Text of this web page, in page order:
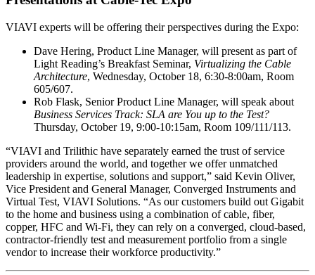
VIAVI experts will be offering their perspectives during the Expo:
Dave Hering, Product Line Manager, will present as part of
Light Reading’s Breakfast Seminar, Virtualizing the Cable
Architecture, Wednesday, October 18, 6:30-8:00am, Room
605/607.
Rob Flask, Senior Product Line Manager, will speak about
Business Services Track: SLA are You up to the Test?
Thursday, October 19, 9:00-10:15am, Room 109/111/113.
“VIAVI and Trilithic have separately earned the trust of service
providers around the world, and together we offer unmatched
leadership in expertise, solutions and support,” said Kevin Oliver,
Vice President and General Manager, Converged Instruments and
Virtual Test, VIAVI Solutions. “As our customers build out Gigabit
to the home and business using a combination of cable, fiber,
copper, HFC and Wi-Fi, they can rely on a converged, cloud-based,
contractor-friendly test and measurement portfolio from a single
vendor to increase their workforce productivity.”